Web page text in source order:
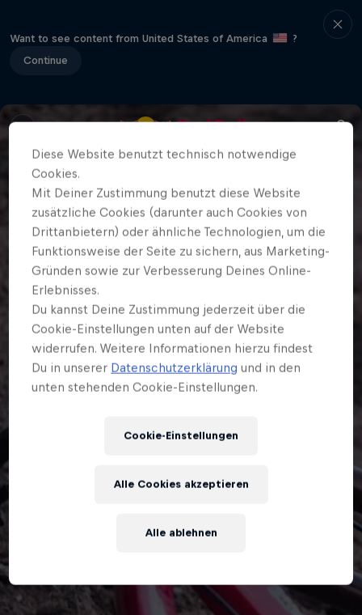
Want to see content from United States of America
?
Continue
Diese Website benutzt technisch notwendige
Cookies.
Mit Deiner Zustimmung benutzt diese Website
zusätzliche Cookies (darunter auch Cookies von
Drittanbietern) oder ähnliche Technologien, um die
Funktionsweise der Seite zu sichern, aus Marketing-
Gründen sowie zur Verbesserung Deines Online-
Erlebnisses.
Du kannst Deine Zustimmung jederzeit über die
Cookie-Einstellungen unten auf der Website
widerrufen. Weitere Informationen hierzu findest
Du in unserer Datenschutzerklärung und in den
unten stehenden Cookie-Einstellungen.
Cookie-Einstellungen
Alle ablehnen
Alle Cookies akzeptieren